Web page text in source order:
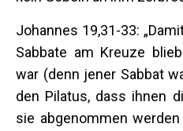
Johannes 19,31-33:
Sabbate am Kreuze
war (denn jener Sabbat
den Pilatus, dass ihnen
sie abgenommen